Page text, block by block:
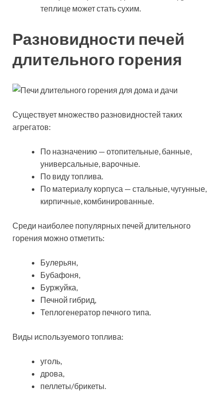
теплице может стать сухим.
Разновидности печей
длительного горения
Существует множество разновидностей таких
агрегатов:
По назначению — отопительные, банные,
универсальные, варочные.
По виду топлива.
По материалу корпуса — стальные, чугунные,
кирпичные, комбинированные.
Среди наиболее популярных печей длительного
горения можно отметить:
Булерьян,
Бубафоня,
Буржуйка,
Печной гибрид,
Теплогенератор печного типа.
Виды используемого топлива:
уголь,
дрова,
пеллеты/брикеты.